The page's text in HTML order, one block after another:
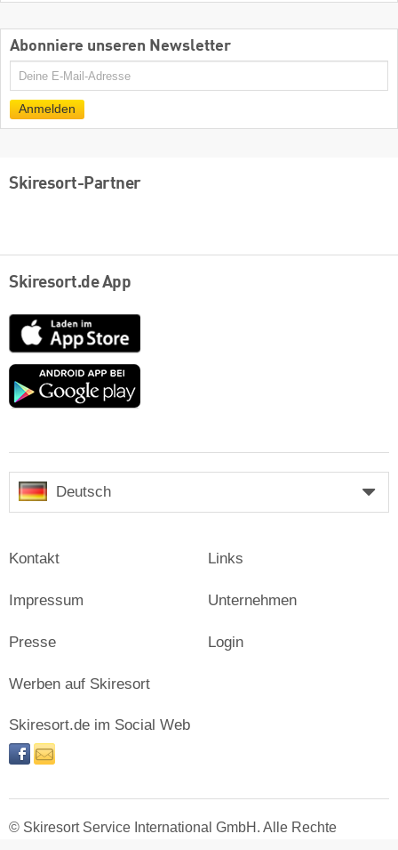
Abonniere unseren Newsletter
E-
Mail
Anmelden
Skiresort-Partner
Skiresort.de App
App
Store
Google
Deutsch
Kontakt
Impressum
Presse
Links
Unternehmen
Login
Werben auf Skiresort
Skiresort.de im Social Web
facebooknewsletter
© Skiresort Service International GmbH. Alle Rechte